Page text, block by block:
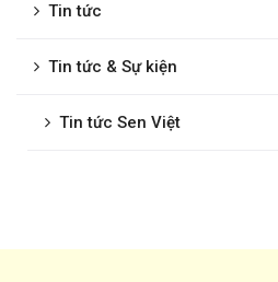
Tin tức
Tin tức & Sự kiện
Tin tức Sen Việt